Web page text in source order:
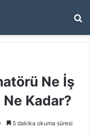
...
Ne İş
Ne Kadar?
5 dakika okuma süresi